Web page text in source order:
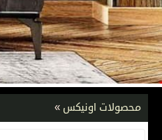
محصولات اونیکس »